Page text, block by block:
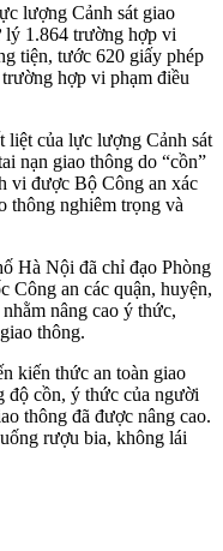
lượng Cảnh sát giao
lý 1.864 trường hợp vi
tiện, tước 620 giấy phép
hợp vi phạm điều
liệt của lực lượng Cảnh sát
nạn giao thông do “cồn”
vi được Bộ Công an xác
thông nghiêm trọng và
Hà Nội đã chỉ đạo Phòng
Công an các quận, huyện,
nâng cao ý thức,
thông.
kiến thức an toàn giao
độ cồn, ý thức của người
thông đã được nâng cao.
rượu bia, không lái